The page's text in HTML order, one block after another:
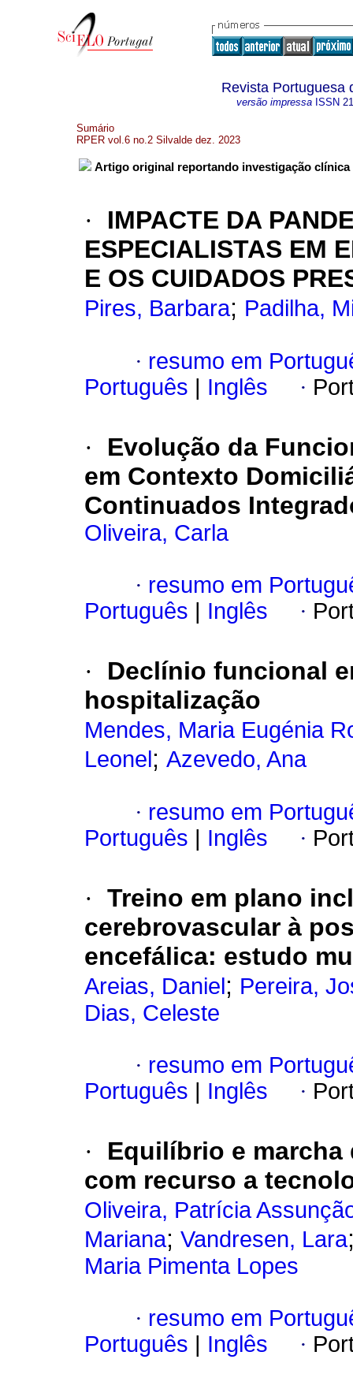
Revista Portuguesa
versão impressa ISSN
Sumário
RPER vol.6 no.2 Silvalde dez. 2023
Artigo original reportando investigação clínica
·
IMPACTE DA
ESPECIALISTAS EM
E OS CUIDADOS
Pires, Barbara; Padilha,
· resumo em
Português
Inglês ·
·
Evolução da
em Contexto
Continuados
Oliveira, Carla
· resumo em
Português
Inglês ·
·
Declínio funcional
hospitalização
Mendes, Maria Eugénia
Leonel ; Azevedo, Ana
· resumo em
Português
Inglês ·
· Treino em plano
cerebrovascular à
encefálica: estudo
Areias, Daniel ; Pereira,
Dias, Celeste
· resumo em
Português
Inglês ·
·
Equilíbrio e
com recurso a
Oliveira, Patrícia
Mariana; Vandresen, Lara
Maria Pimenta Lopes
· resumo em
Português
Inglês ·